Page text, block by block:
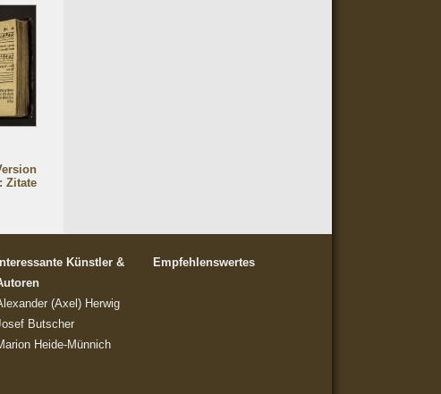
Zitate
Interessante Künstler &
(Axel) Herwig
Butscher
Heide-Münnich
Empfehlenswertes